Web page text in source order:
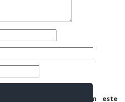
electrónico y web en este